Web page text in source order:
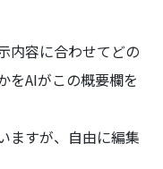
内容に合わせてどの
をAIがこの概要欄を
ますが、自由に編集